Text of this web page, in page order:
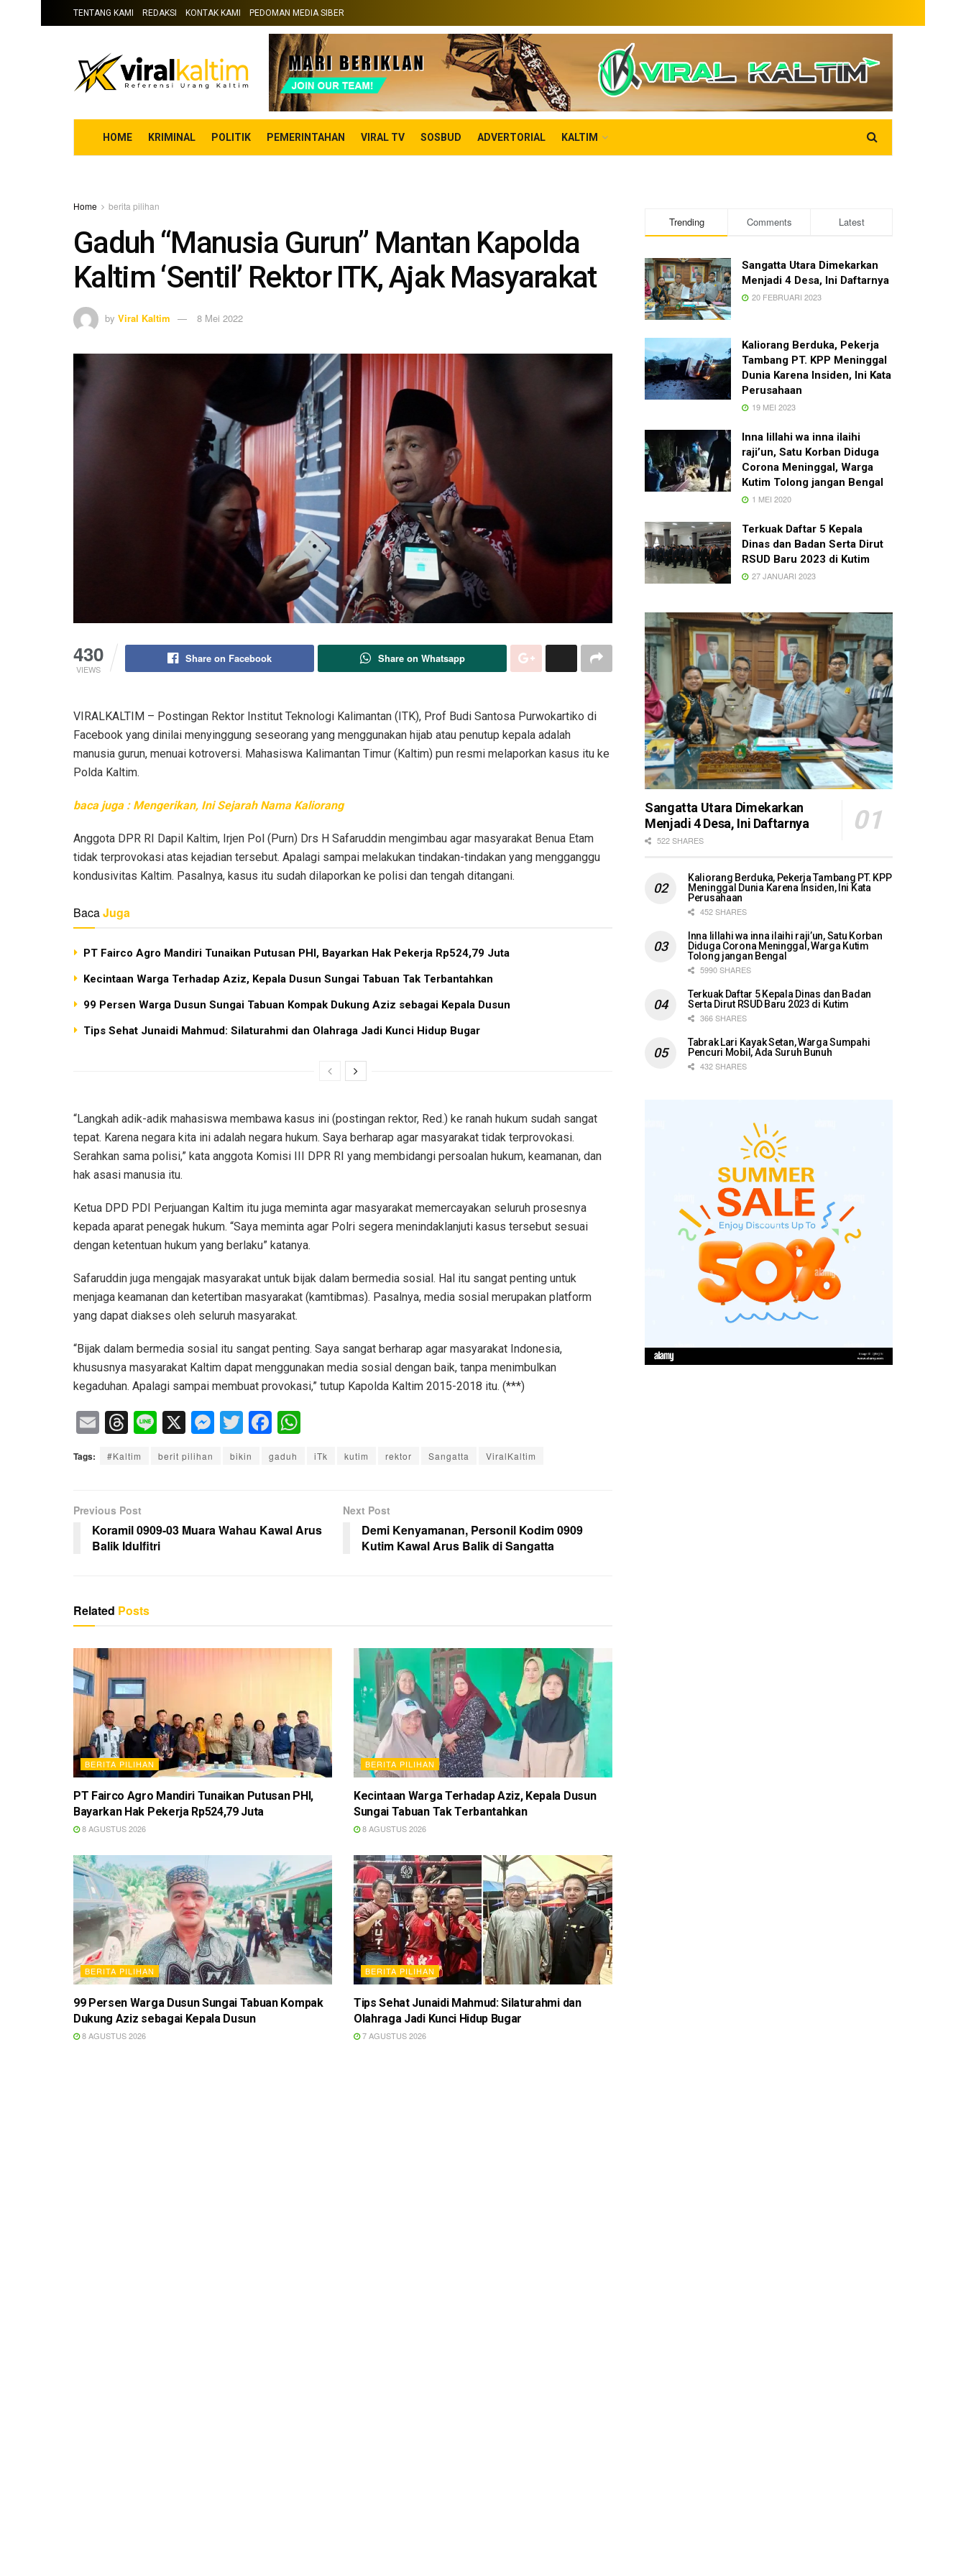
TENTANG KAMI REDAKSI KONTAK KAMI PEDOMAN MEDIA SIBER
HOME KRIMINAL POLITIK PEMERINTAHAN VIRAL TV SOSBUD ADVERTORIAL KALTIM
Home berita pilihan
Gaduh “Manusia Gurun” Mantan Kapolda
Kaltim ‘Sentil’ Rektor ITK, Ajak Masyarakat
by Viral Kaltim 8 Mei 2022
430
VIEWS
Share on Facebook Share on Whatsapp
VIRALKALTIM – Postingan Rektor Institut Teknologi Kalimantan (ITK), Prof Budi Santosa Purwokartiko di
Facebook yang dinilai menyinggung seseorang yang menggunakan hijab atau penutup kepala adalah
manusia gurun, menuai kotroversi. Mahasiswa Kalimantan Timur (Kaltim) pun resmi melaporkan kasus itu ke
Polda Kaltim.
baca juga : Mengerikan, Ini Sejarah Nama Kaliorang
Anggota DPR RI Dapil Kaltim, Irjen Pol (Purn) Drs H Safaruddin mengimbau agar masyarakat Benua Etam
tidak terprovokasi atas kejadian tersebut. Apalagi sampai melakukan tindakan-tindakan yang mengganggu
kondusivitas Kaltim. Pasalnya, kasus itu sudah dilaporkan ke polisi dan tengah ditangani.
BacaJuga
PT Fairco Agro Mandiri Tunaikan Putusan PHI, Bayarkan Hak Pekerja Rp524,79 Juta
Kecintaan Warga Terhadap Aziz, Kepala Dusun Sungai Tabuan Tak Terbantahkan
99 Persen Warga Dusun Sungai Tabuan Kompak Dukung Aziz sebagai Kepala Dusun
Tips Sehat Junaidi Mahmud: Silaturahmi dan Olahraga Jadi Kunci Hidup Bugar
“Langkah adik-adik mahasiswa membawa kasus ini (postingan rektor, Red.) ke ranah hukum sudah sangat
tepat. Karena negara kita ini adalah negara hukum. Saya berharap agar masyarakat tidak terprovokasi.
Serahkan sama polisi,” kata anggota Komisi III DPR RI yang membidangi persoalan hukum, keamanan, dan
hak asasi manusia itu.
Ketua DPD PDI Perjuangan Kaltim itu juga meminta agar masyarakat memercayakan seluruh prosesnya
kepada aparat penegak hukum. “Saya meminta agar Polri segera menindaklanjuti kasus tersebut sesuai
dengan ketentuan hukum yang berlaku” katanya.
Safaruddin juga mengajak masyarakat untuk bijak dalam bermedia sosial. Hal itu sangat penting untuk
menjaga keamanan dan ketertiban masyarakat (kamtibmas). Pasalnya, media sosial merupakan platform
yang dapat diakses oleh seluruh masyarakat.
“Bijak dalam bermedia sosial itu sangat penting. Saya sangat berharap agar masyarakat Indonesia,
khususnya masyarakat Kaltim dapat menggunakan media sosial dengan baik, tanpa menimbulkan
kegaduhan. Apalagi sampai membuat provokasi,” tutup Kapolda Kaltim 2015-2018 itu. (***)
E
m
ail
T
hr
e
d
s
Li
n
e
X M
e
ss
g
T
wi
tt
F
a
c
o
at
p
Tags: #Kaltim berit pilihan bikin gaduh iTk kutim rektor Sangatta ViralKaltim
Previous Post
Koramil 0909-03 Muara Wahau Kawal Arus
Balik Idulfitri
Next Post
Demi Kenyamanan, Personil Kodim 0909
Kutim Kawal Arus Balik di Sangatta
Related Posts
BERITA PILIHAN
PT Fairco Agro Mandiri Tunaikan Putusan PHI,
Bayarkan Hak Pekerja Rp524,79 Juta
8 AGUSTUS 2026
BERITA PILIHAN
Kecintaan Warga Terhadap Aziz, Kepala Dusun
Sungai Tabuan Tak Terbantahkan
8 AGUSTUS 2026
BERITA PILIHAN
99 Persen Warga Dusun Sungai Tabuan Kompak
Dukung Aziz sebagai Kepala Dusun
8 AGUSTUS 2026
BERITA PILIHAN
Tips Sehat Junaidi Mahmud: Silaturahmi dan
Olahraga Jadi Kunci Hidup Bugar
7 AGUSTUS 2026
Trending Comments Latest
Sangatta Utara Dimekarkan
Menjadi 4 Desa, Ini Daftarnya
20 FEBRUARI 2023
Kaliorang Berduka, Pekerja
Tambang PT. KPP Meninggal
Dunia Karena Insiden, Ini Kata
Perusahaan
19 MEI 2023
Inna lillahi wa inna ilaihi
raji’un, Satu Korban Diduga
Corona Meninggal, Warga
Kutim Tolong jangan Bengal
1 MEI 2020
Terkuak Daftar 5 Kepala
Dinas dan Badan Serta Dirut
RSUD Baru 2023 di Kutim
27 JANUARI 2023
Sangatta Utara Dimekarkan
Menjadi 4 Desa, Ini Daftarnya
522 SHARES
Kaliorang Berduka, Pekerja Tambang PT. KPP
Meninggal Dunia Karena Insiden, Ini Kata
Perusahaan
452 SHARES
Inna lillahi wa inna ilaihi raji’un, Satu Korban
Diduga Corona Meninggal, Warga Kutim
Tolong jangan Bengal
5990 SHARES
Terkuak Daftar 5 Kepala Dinas dan Badan
Serta Dirut RSUD Baru 2023 di Kutim
366 SHARES
Tabrak Lari Kayak Setan, Warga Sumpahi
Pencuri Mobil, Ada Suruh Bunuh
432 SHARES